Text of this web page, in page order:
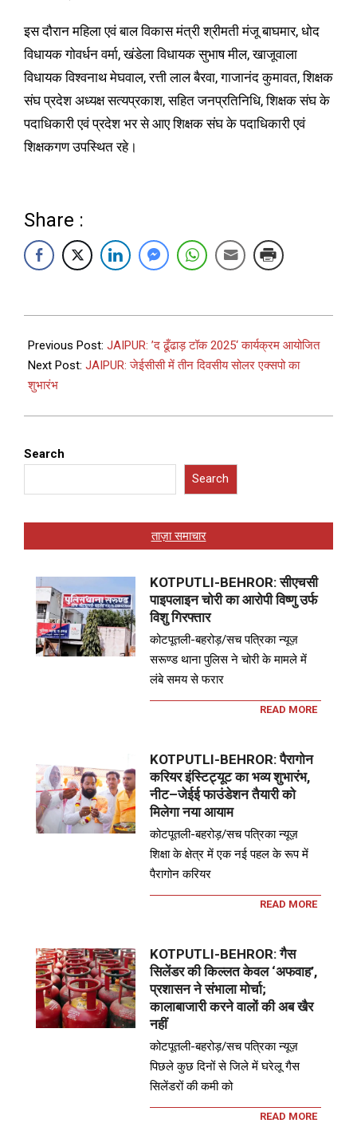
इस दौरान महिला एवं बाल विकास मंत्री श्रीमती मंजू बाघमार, धोद
विधायक गोवर्धन वर्मा, खंडेला विधायक सुभाष मील, खाजूवाला
विधायक विश्वनाथ मेघवाल, रत्ती लाल बैरवा, गाजानंद कुमावत, शिक्षक
संघ प्रदेश अध्यक्ष सत्यप्रकाश, सहित जनप्रतिनिधि, शिक्षक संघ के
पदाधिकारी एवं प्रदेश भर से आए शिक्षक संघ के पदाधिकारी एवं
शिक्षकगण उपस्थित रहे।
Share :
Previous Post: JAIPUR: ’द ढूँढाड़ टॉक 2025‘ कार्यक्रम आयोजित
Next Post: JAIPUR: जेईसीसी में तीन दिवसीय सोलर एक्सपो का
शुभारंभ
Search
Search
ताज़ा समाचार
KOTPUTLI-BEHROR: सीएचसी
पाइपलाइन चोरी का आरोपी विष्णु उर्फ
विशु गिरफ्तार
कोटपूतली-बहरोड़/सच पत्रिका न्यूज़
सरूण्ड थाना पुलिस ने चोरी के मामले में
लंबे समय से फरार
READ MORE
KOTPUTLI-BEHROR: पैरागोन
करियर इंस्टिट्यूट का भव्य शुभारंभ,
नीट–जेईई फाउंडेशन तैयारी को
मिलेगा नया आयाम
कोटपूतली-बहरोड़/सच पत्रिका न्यूज़
शिक्षा के क्षेत्र में एक नई पहल के रूप में
पैरागोन करियर
READ MORE
KOTPUTLI-BEHROR: गैस
सिलेंडर की किल्लत केवल ‘अफवाह’,
प्रशासन ने संभाला मोर्चा;
कालाबाजारी करने वालों की अब खैर
नहीं
कोटपूतली-बहरोड़/सच पत्रिका न्यूज़
पिछले कुछ दिनों से जिले में घरेलू गैस
सिलेंडरों की कमी को
READ MORE